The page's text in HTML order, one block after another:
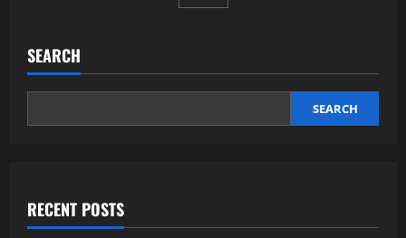
SEARCH
SEARCH
RECENT POSTS